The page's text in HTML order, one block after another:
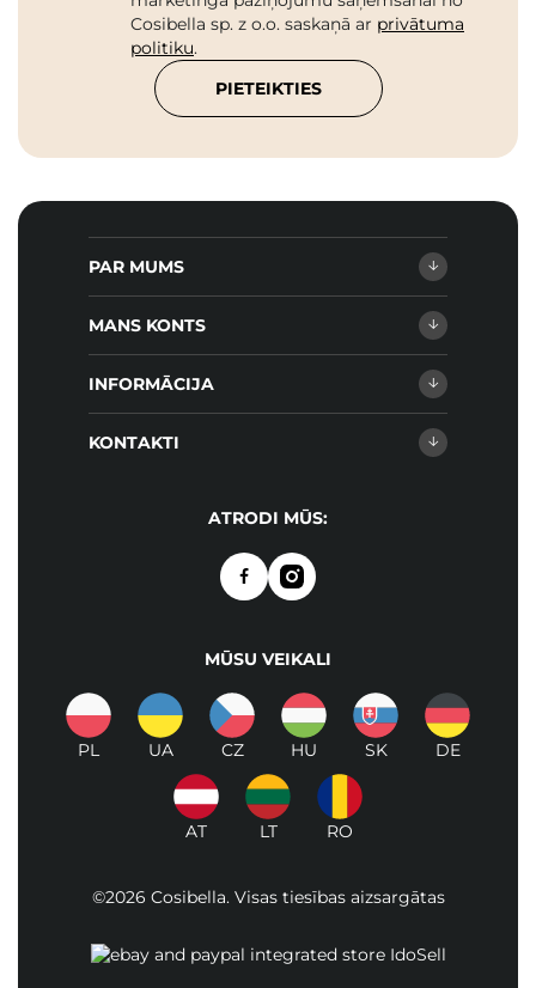
Cosibella sp. z o.o. saskaņā ar privātuma
politiku.
PIETEIKTIES
PAR MUMS
MANS KONTS
INFORMĀCIJA
KONTAKTI
ATRODI MŪS:
MŪSU VEIKALI
PL UA CZ HU SK DE
AT LT RO
©2026 Cosibella. Visas tiesības aizsargātas